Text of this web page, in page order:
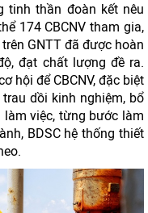
tinh thần đoàn kết nêu
174 CBCNV tham gia,
GNTT đã được hoàn
đạt chất lượng đề ra.
hội để CBCNV, đặc biệt
dồi kinh nghiệm, bổ
làm việc, từng bước làm
BDSC hệ thống thiết